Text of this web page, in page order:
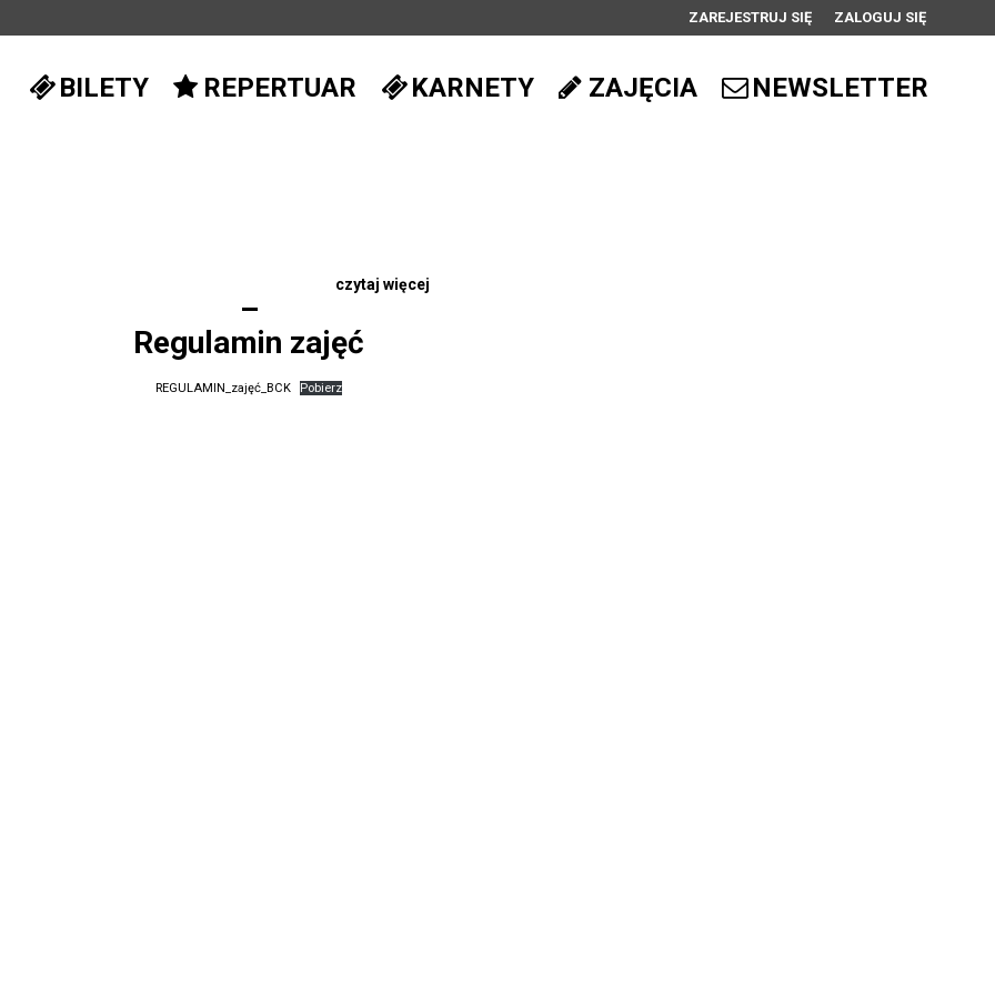
ZAREJESTRUJ SIĘ ZALOGUJ SIĘ
BILETY REPERTUAR KARNETY ZAJĘCIA NEWSLETTER
czytaj więcej
–
Regulamin zajęć
REGULAMIN_zajęć_BCK Pobierz